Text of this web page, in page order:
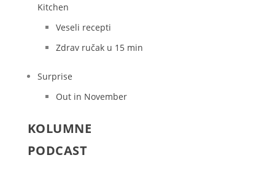
Kitchen
Veseli recepti
Zdrav ručak u 15 min
Surprise
Out in November
KOLUMNE
PODCAST